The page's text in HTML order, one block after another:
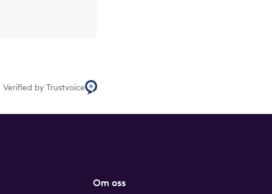
Verified by Trustvoice
Om oss